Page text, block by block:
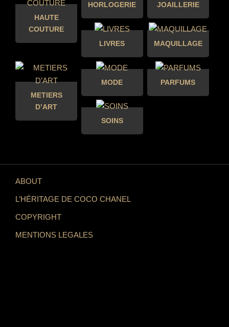
HAUTE
COUTURE
HORLOGERIE JOAILLERIE
LIVRES MAQUILLAGE
METIERS
D’ART
MODE PARFUMS
SOINS
ABOUT
L’HÉRITAGE DE COCO CHANEL
COPYRIGHT
MENTIONS LEGALES